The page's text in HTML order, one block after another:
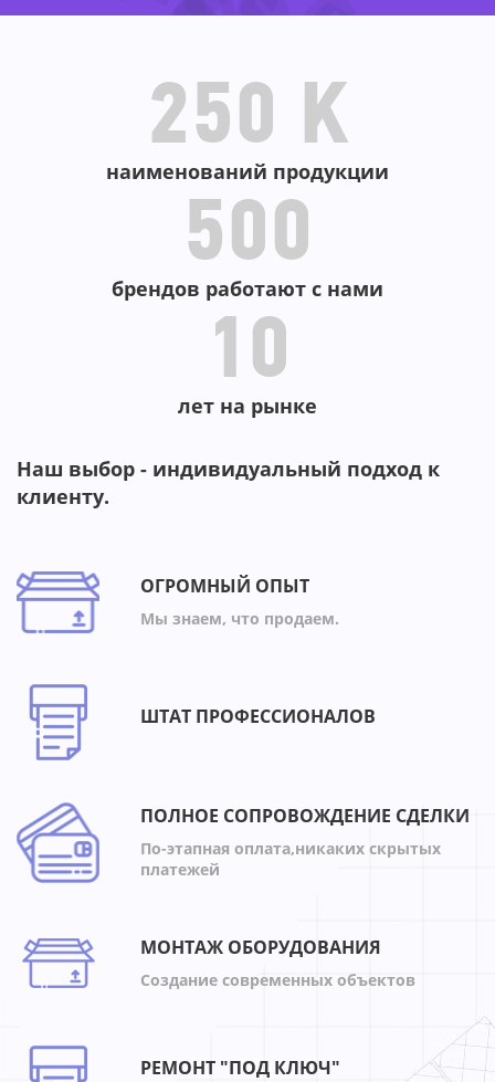
--
-
--58%
-31%
250 K
наименований продукции
500
брендов работают с нами
10
лет на рынке
Наш выбор - индивидуальный подход к
клиенту.
ОГРОМНЫЙ ОПЫТ
Мы знаем, что продаем.
ШТАТ ПРОФЕССИОНАЛОВ
ПОЛНОЕ СОПРОВОЖДЕНИЕ СДЕЛКИ
По-этапная оплата,никаких скрытых
платежей
МОНТАЖ ОБОРУДОВАНИЯ
Создание современных объектов
РЕМОНТ "ПОД КЛЮЧ"